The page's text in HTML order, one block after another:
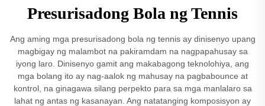
Presurisadong Bola ng Tennis
Ang aming mga presurisadong bola ng tennis ay dinisenyo upang
magbigay ng malambot na pakiramdam na nagpapahusay sa
iyong laro. Dinisenyo gamit ang makabagong teknolohiya, ang
mga bolang ito ay nag-aalok ng mahusay na pagbabounce at
kontrol, na ginagawa silang perpekto para sa mga manlalaro sa
lahat ng antas ng kasanayan. Ang natatanging komposisyon ay